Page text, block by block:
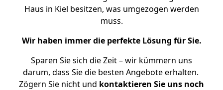
Haus in Kiel besitzen, was umgezogen werden
muss.
Wir haben immer die perfekte Lösung für Sie.
Sparen Sie sich die Zeit – wir kümmern uns
darum, dass Sie die besten Angebote erhalten.
Zögern Sie nicht und kontaktieren Sie uns noch